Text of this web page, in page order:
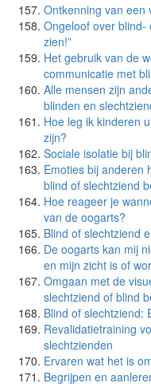
Ontkenning van een
Ongeloof over blind-
zien!”
Het gebruik van de
communicatie met
Alle mensen zijn
blinden en
Hoe leg ik kinderen
zijn?
Sociale isolatie bij
Emoties bij anderen
blind of slechtziend
Hoe reageer je
van de oogarts?
Blind of slechtziend
De oogarts kan mij
en mijn zicht is of
Omgaan met de
slechtziend of blind
Blind of slechtziend:
Revalidatietraining
slechtzienden
Ervaren wat het is
Begrijpen en